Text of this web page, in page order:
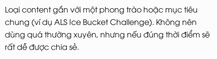
Loại content gắn với một phong trào hoặc mục tiêu
chung (ví dụ ALS Ice Bucket Challenge). Không nên
dùng quá thường xuyên, nhưng nếu đúng thời điểm sẽ
rất dễ được chia sẻ.